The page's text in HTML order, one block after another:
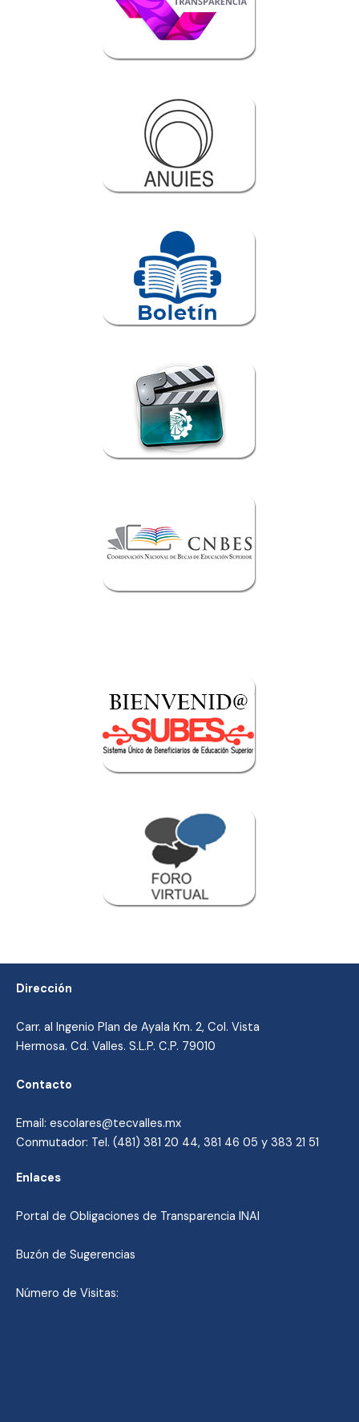
Dirección
Carr. al Ingenio Plan de Ayala Km. 2, Col. Vista
Hermosa. Cd. Valles. S.L.P. C.P. 79010
Contacto
Email: escolares@tecvalles.mx
Conmutador: Tel. (481) 381 20 44, 381 46 05 y 383 21 51
Enlaces
Portal de Obligaciones de Transparencia INAI
Buzón de Sugerencias
Número de Visitas: